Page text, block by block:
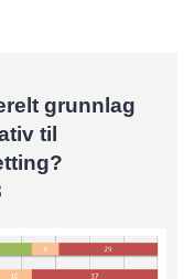
grunnlag
til